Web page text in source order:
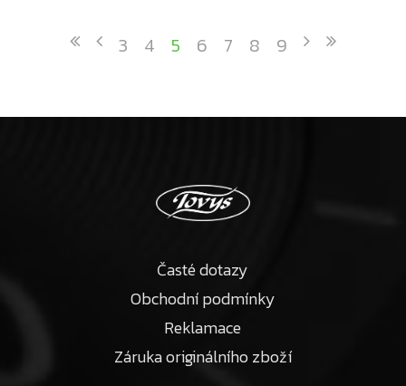
3 4 5 6 7 8 9
Časté dotazy
Obchodní podmínky
Reklamace
Záruka originálního zboží